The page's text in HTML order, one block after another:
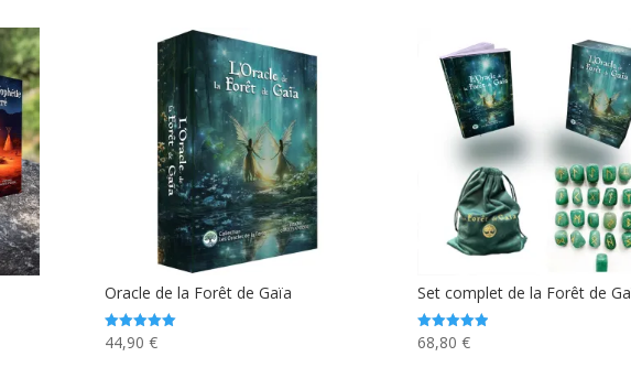
89,60 €.
est :
79,90 €.
89,60 €.
est :
79,90 €.
Oracle de la Forêt de Gaïa
Note
4.99
44,90 €
Set complet de la Forêt de
Note
4.96
68,80 €